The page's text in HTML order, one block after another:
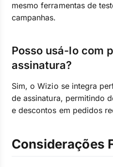
mesmo ferramentas de
campanhas.
Posso usá-lo com
assinatura?
Sim, o Wizio se integra
de assinatura, permitindo
e descontos em pedidos
Considerações